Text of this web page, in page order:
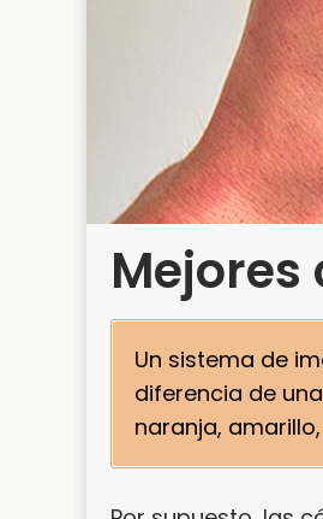
Un sistema de
diferencia de
naranja,